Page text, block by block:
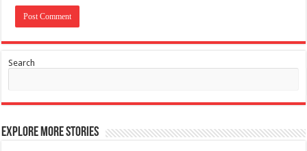
Search
Explore More Stories